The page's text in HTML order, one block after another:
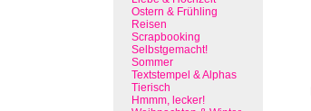
Ostern & Frühling
Reisen
Scrapbooking
Selbstgemacht!
Sommer
Textstempel & Alphas
Tierisch
Hmmm, lecker!